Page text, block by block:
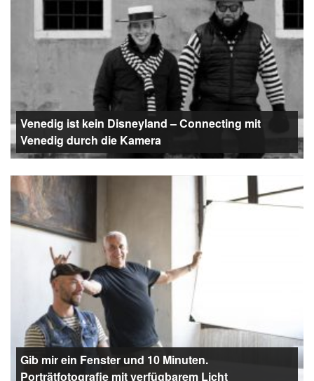
Venedig ist kein Disneyland – Connecting mit
Venedig durch die Kamera
Gib mir ein Fenster und 10 Minuten.
Porträtfotografie mit verfügbarem Licht